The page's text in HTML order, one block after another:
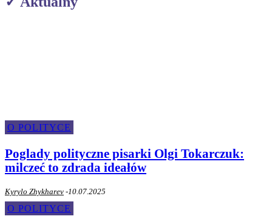
O POLITYCE
Poglady polityczne pisarki Olgi Tokarczuk:
milczeć to zdrada ideałów
Kyrylo Zhykharev -10.07.2025
O POLITYCE